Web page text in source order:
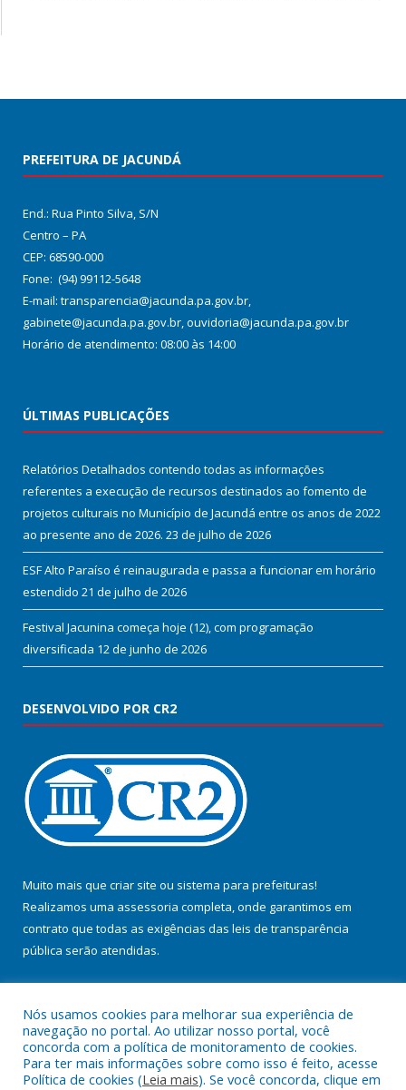
PREFEITURA DE JACUNDÁ
End.: Rua Pinto Silva, S/N
Centro – PA
CEP: 68590-000
Fone: (94) 99112-5648
E-mail: transparencia@jacunda.pa.gov.br,
gabinete@jacunda.pa.gov.br, ouvidoria@jacunda.pa.gov.br
Horário de atendimento: 08:00 às 14:00
ÚLTIMAS PUBLICAÇÕES
Relatórios Detalhados contendo todas as informações
referentes a execução de recursos destinados ao fomento de
projetos culturais no Município de Jacundá entre os anos de 2022
ao presente ano de 2026. 23 de julho de 2026
ESF Alto Paraíso é reinaugurada e passa a funcionar em horário
estendido 21 de julho de 2026
Festival Jacunina começa hoje (12), com programação
diversificada 12 de junho de 2026
DESENVOLVIDO POR CR2
Muito mais que criar site ou sistema para prefeituras!
Realizamos uma assessoria completa, onde garantimos em
contrato que todas as exigências das leis de transparência
pública serão atendidas.
Todos os direitos reservados a Prefeitura Municipal de Jacundá.
Nós usamos cookies para melhorar sua experiência de
navegação no portal. Ao utilizar nosso portal, você
concorda com a política de monitoramento de cookies.
Para ter mais informações sobre como isso é feito, acesse
Política de cookies (Leia mais). Se você concorda, clique em